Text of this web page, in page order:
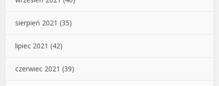
sierpień 2021 (35)
lipiec 2021 (42)
czerwiec 2021 (39)